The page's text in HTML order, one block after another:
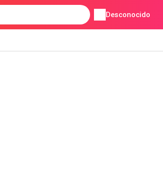
Desconocido